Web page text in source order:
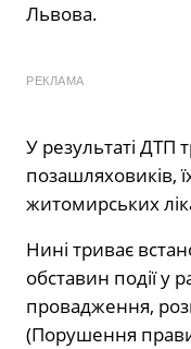
Львова.
РЕКЛАМА
У результаті ДТП
позашляховиків,
житомирських
Нині триває
обставин події у
провадження,
(Порушення